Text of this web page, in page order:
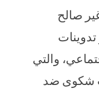
صالح
والتي
شكوى ضد